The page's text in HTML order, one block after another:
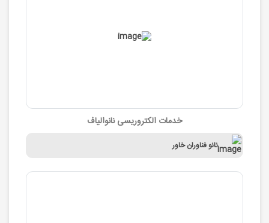
خدمات الکتروریسی نانوالیاف
نانو فناوران خاور